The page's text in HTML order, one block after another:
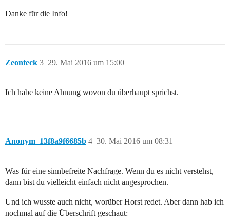
Danke für die Info!
Zeonteck 29. Mai 2016 um 15:00
3
Ich habe keine Ahnung wovon du überhaupt sprichst.
Anonym_13f8a9f6685b 30. Mai 2016 um 08:31
4
Was für eine sinnbefreite Nachfrage. Wenn du es nicht verstehst,
dann bist du vielleicht einfach nicht angesprochen.
Und ich wusste auch nicht, worüber Horst redet. Aber dann hab ich
nochmal auf die Überschrift geschaut: